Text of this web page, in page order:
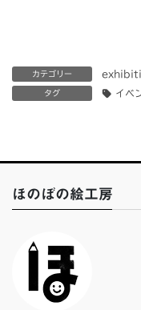
カテゴリー
タグ イベ
ほのぼの絵工房